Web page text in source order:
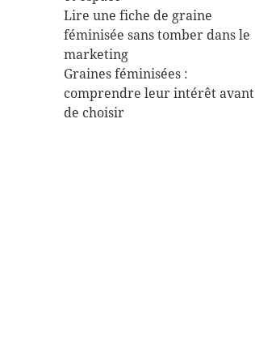
Lire une fiche de graine
féminisée sans tomber dans le
marketing
Graines féminisées :
comprendre leur intérêt avant
de choisir